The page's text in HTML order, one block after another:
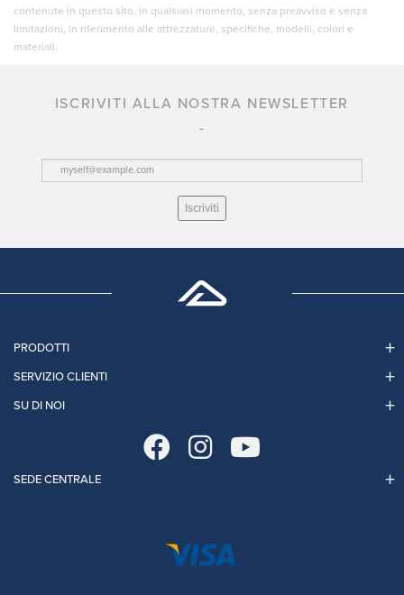
contenute in questo sito, in qualsiasi momento, senza preavviso e senza
limitazioni, in riferimento alle attrezzature, specifiche, modelli, colori e
materiali.
ISCRIVITI ALLA NOSTRA NEWSLETTER
Iscriviti
PRODOTTI
SERVIZIO CLIENTI
SU DI NOI
SEDE CENTRALE